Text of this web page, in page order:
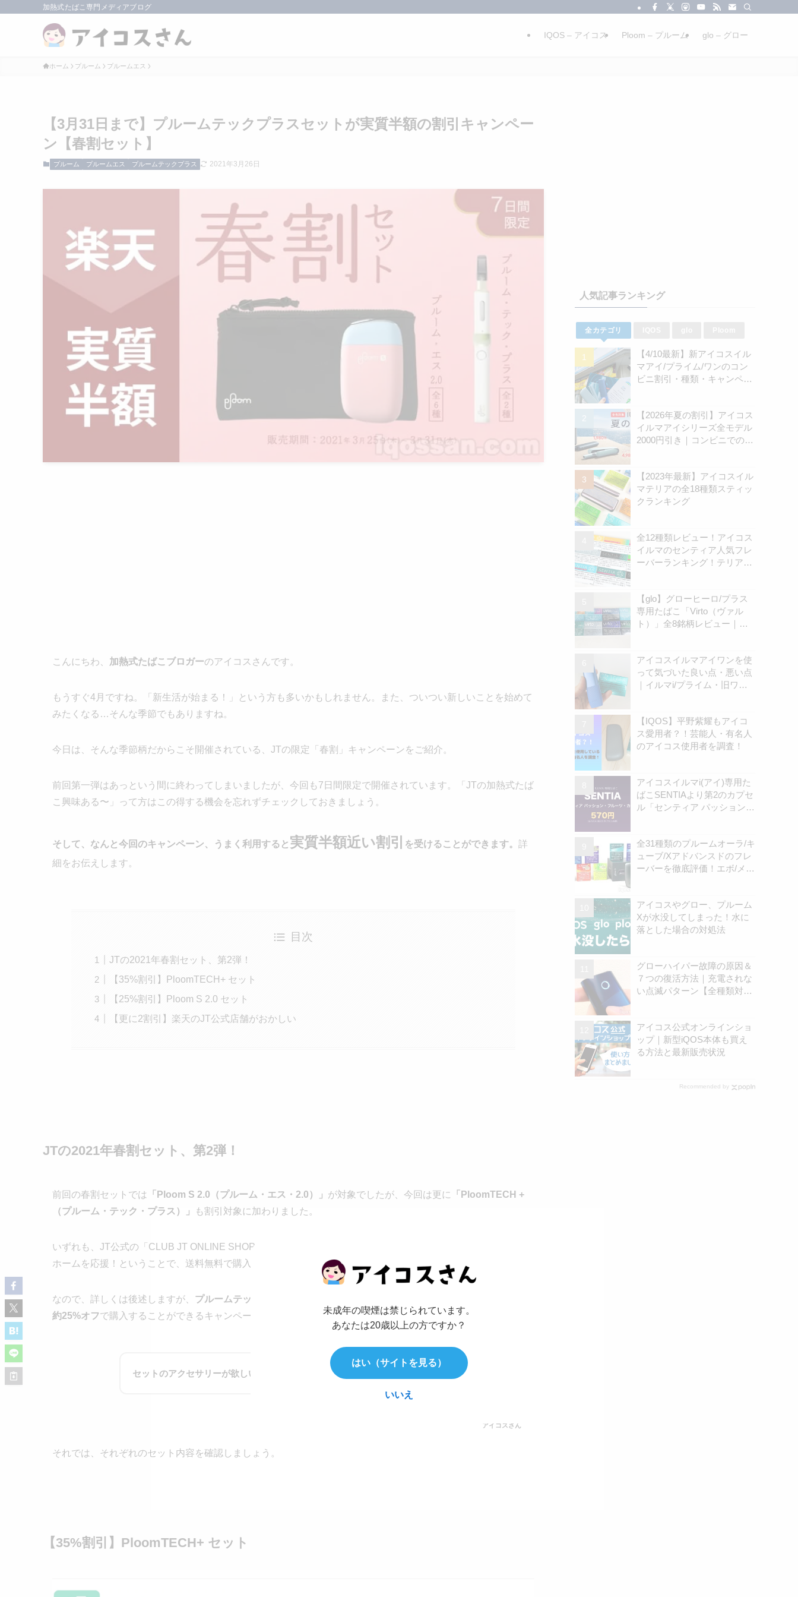
加熱式たばこ専門メディアブログ
IQOS – アイコス Ploom – プルーム glo – グロー
ホーム プルーム プルームエス
【3月31日まで】プルームテックプラスセットが実質半額の割引キャンペー
ン【春割セット】
プルーム プルームエス プルームテックプラス 2021年3月26日
こんにちわ、 加熱式たばこブロガーのアイコスさんです。
もうすぐ4月ですね。「新生活が始まる！」という方も多いかもしれません。また、ついつい新しいことを始めて
みたくなる…そんな季節でもありますね。
今日は、そんな季節柄だからこそ開催されている、JTの限定「春割」キャンペーンをご紹介。
前回第一弾はあっという間に終わってしまいましたが、今回も7日間限定で開催されています。「JTの加熱式たば
こ興味ある〜」って方はこの得する機会を忘れずチェックしておきましょう。
そして、なんと今回のキャンペーン、うまく利用すると 実質半額近い割引 を受けることができます。 詳
細をお伝えします。
目次
JTの2021年春割セット、第2弾！
【35%割引】PloomTECH+ セット
【25%割引】Ploom S 2.0 セット
【更に2割引】楽天のJT公式店舗がおかしい
JTの2021年春割セット、第2弾！
前回の春割セットでは 「Ploom S 2.0（プルーム・エス・2.0）」 が対象でしたが、今回は更に
「PloomTECH +
（プルーム・テック・プラス）」
も割引対象に加わりました。
いずれも、JT公式の「CLUB JT ONLINE SHOP」と「JT公式楽天市場店」で購入することができますが、ステイ
ホームを応援！ということで、送料無料で購入することができます。
なので、詳しくは後述しますが、 プルームテックプラスセットは実質約35%オフ
約25%オフで購入することができるキャンペーンとなっています。
セットのアクセサリーが欲しいって人には超絶お得になるキャンペーンです！
アイコスさん
それでは、それぞれのセット内容を確認しましょう。
【35%割引】PloomTECH+ セット
人気記事ランキング
全カテゴリ
【4/10最新】新アイコスイル
マアイ/プライム/ワンのコン
ビニ割引・種類・キャンペー
【2026年夏の割引】アイコス
イルマアイシリーズ全モデル
2000円引き｜コンビニでのキ
【2023年最新】アイコスイル
マテリアの全18種類スティッ
クランキング
全12種類レビュー！アイコス
イルマのセンティア人気フレ
ーバーランキング！テリアと
【glo】グローヒーロ/プラス
専用たばこ「Virto（ヴァル
ト）」全8銘柄レビュー｜お
アイコスイルマアイワンを使
って気づいた良い点・悪い点
｜イルマi/プライム・旧ワン
【IQOS】平野紫耀もアイコ
ス愛用者？！芸能人・有名人
のアイコス使用者を調査！
アイコスイルマi(アイ)専用た
ばこSENTIAより第2のカプセ
ル「センティア パッション・
柄 | アイコスさん
全31種類のプルームオーラ/キ
ューブ/Xアドバンスドのフレ
ーバーを徹底評価！エボ/メビ
アイコスやグロー、プルーム
Xが水没してしまった！水に
落とした場合の対処法
グローハイパー故障の原因＆
７つの復活方法｜充電されな
い点滅パターン【全種類対
アイコス公式オンラインショ
ップ｜新型iQOS本体も買え
る方法と最新販売状況
Recommended by
未成年の喫煙は禁じられています。
あなたは20歳以上の方ですか？
はい（サイトを見る）
いいえ